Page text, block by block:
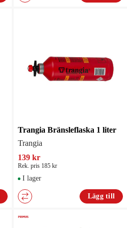
Trangia Bränsleflaska 1 liter
Trangia
139 kr
Rek. pris 185 kr
I lager
Lägg till